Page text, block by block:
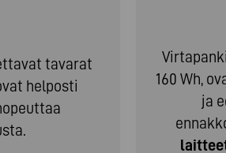
tavarat
helposti
160 Wh,
ja